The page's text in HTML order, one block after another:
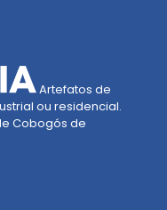
Artefatos de
ou residencial.
Cobogós de